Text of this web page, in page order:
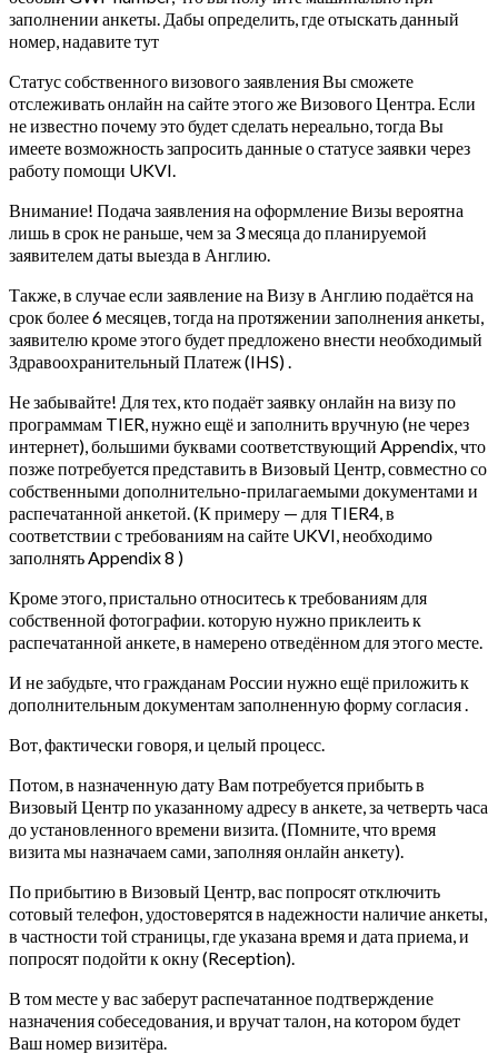
заполнении анкеты. Дабы определить, где отыскать данный
номер, надавите тут
Статус собственного визового заявления Вы сможете
отслеживать онлайн на сайте этого же Визового Центра. Если
не известно почему это будет сделать нереально, тогда Вы
имеете возможность запросить данные о статусе заявки через
работу помощи UKVI.
Внимание! Подача заявления на оформление Визы вероятна
лишь в срок не раньше, чем за 3 месяца до планируемой
заявителем даты выезда в Англию.
Также, в случае если заявление на Визу в Англию подаётся на
срок более 6 месяцев, тогда на протяжении заполнения анкеты,
заявителю кроме этого будет предложено внести необходимый
Здравоохранительный Платеж (IHS) .
Не забывайте! Для тех, кто подаёт заявку онлайн на визу по
программам TIER, нужно ещё и заполнить вручную (не через
интернет), большими буквами соответствующий Appendix, что
позже потребуется представить в Визовый Центр, совместно со
собственными дополнительно-прилагаемыми документами и
распечатанной анкетой. (К примеру — для TIER4, в
соответствии с требованиям на сайте UKVI, необходимо
заполнять Appendix 8 )
Кроме этого, пристально относитесь к требованиям для
собственной фотографии. которую нужно приклеить к
распечатанной анкете, в намерено отведённом для этого месте.
И не забудьте, что гражданам России нужно ещё приложить к
дополнительным документам заполненную форму согласия .
Вот, фактически говоря, и целый процесс.
Потом, в назначенную дату Вам потребуется прибыть в
Визовый Центр по указанному адресу в анкете, за четверть часа
до установленного времени визита. (Помните, что время
визита мы назначаем сами, заполняя онлайн анкету).
По прибытию в Визовый Центр, вас попросят отключить
сотовый телефон, удостоверятся в надежности наличие анкеты,
в частности той страницы, где указана время и дата приема, и
попросят подойти к окну (Reception).
В том месте у вас заберут распечатанное подтверждение
назначения собеседования, и вручат талон, на котором будет
Ваш номер визитёра.